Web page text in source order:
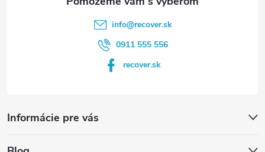
info@recover.sk
0911 555 556
recover.sk
Informácie pre vás